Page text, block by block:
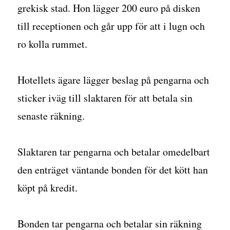
grekisk stad. Hon lägger 200 euro på disken
till receptionen och går upp för att i lugn och
ro kolla rummet.
Hotellets ägare lägger beslag på pengarna och
sticker iväg till slaktaren för att betala sin
senaste räkning.
Slaktaren tar pengarna och betalar omedelbart
den enträget väntande bonden för det kött han
köpt på kredit.
Bonden tar pengarna och betalar sin räkning